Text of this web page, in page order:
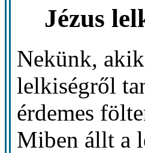
Jézus
Nekünk,
lelkiségről
érdemes
Miben állt a